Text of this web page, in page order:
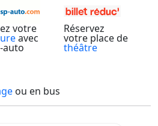
votre
avec
auto
Réservez
votre place de
théâtre
ou en bus